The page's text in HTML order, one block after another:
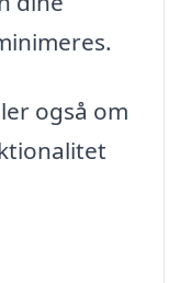
også om